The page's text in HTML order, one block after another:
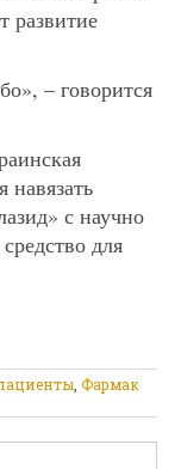
развитие
– говорится
с научно
для
Фармак